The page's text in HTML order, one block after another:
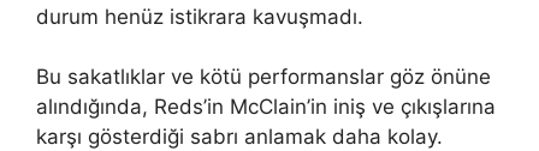
durum henüz istikrara kavuşmadı.
Bu sakatlıklar ve kötü performanslar göz önüne
alındığında, Reds’in McClain’in iniş ve çıkışlarına
karşı gösterdiği sabrı anlamak daha kolay.